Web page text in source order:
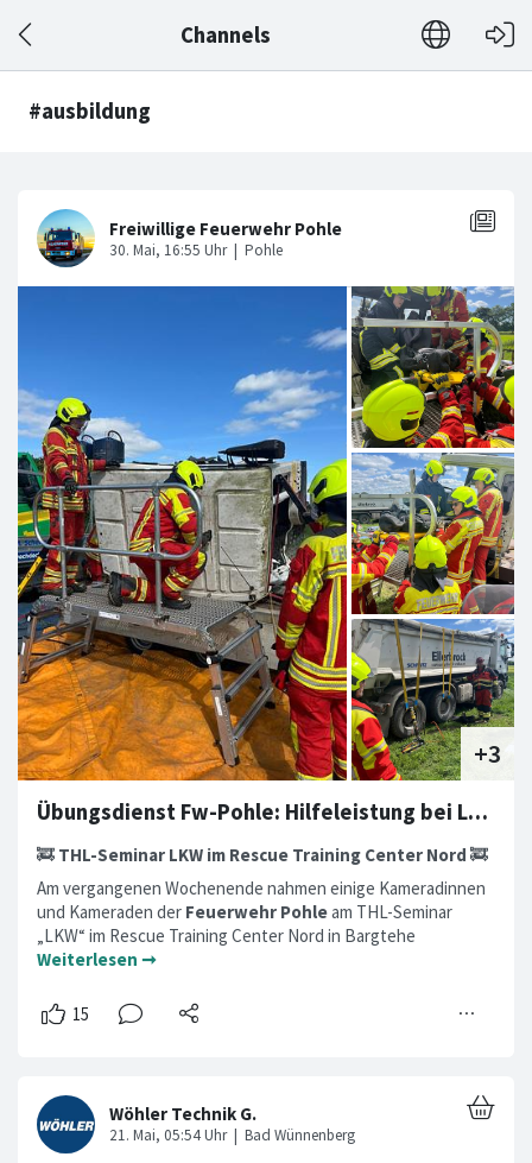
Channels
#ausbildung
Übungsdienst Fw-Pohle: Hilfeleistung bei LKW Unfällen
🚒 THL-Seminar LKW im Rescue Training Center Nord 🚒
Am vergangenen Wochenende nahmen einige Kameradinnen
und Kameraden der Feuerwehr Pohleam THL-Seminar
„LKW“ im Rescue Training Center Nord in Bargtehe
Weiterlesen ➞